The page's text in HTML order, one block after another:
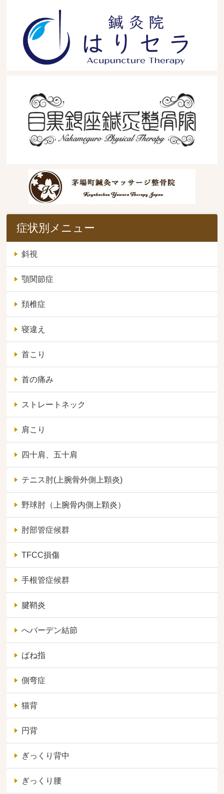
症状別メニュー
斜視
顎関節症
頚椎症
寝違え
首こり
首の痛み
ストレートネック
肩こり
四十肩、五十肩
テニス肘(上腕骨外側上顆炎)
野球肘（上腕骨内側上顆炎）
肘部管症候群
TFCC損傷
手根管症候群
腱鞘炎
へバーデン結節
ばね指
側弯症
猫背
円背
ぎっくり背中
ぎっくり腰